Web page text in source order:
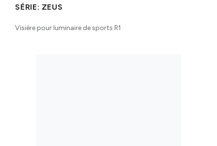
SÉRIE: ZEUS
Visière pour luminaire de sports R1